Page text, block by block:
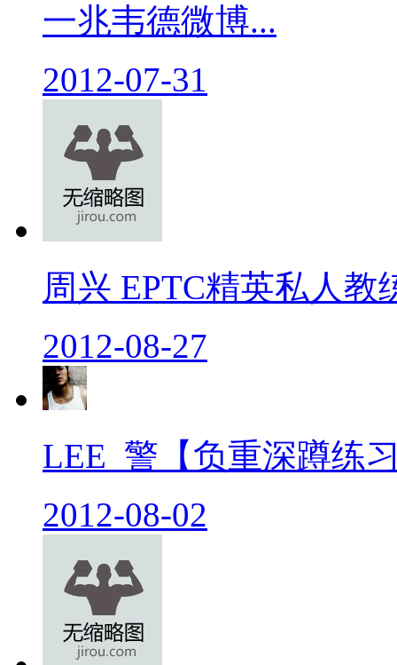
一兆韦德微博...
2012-07-31
周兴 EPTC精英私人教
2012-08-27
LEE_警【负重深蹲练
2012-08-02